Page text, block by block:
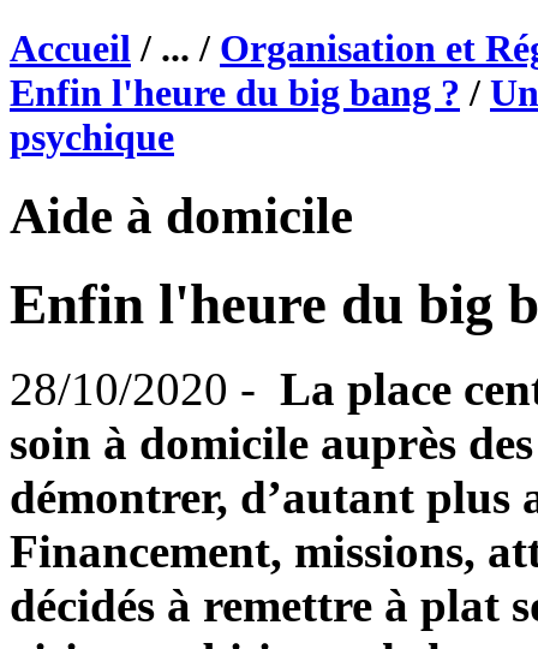
Accueil / ... / Organisation et
Enfin l'heure du big bang ? /
psychique
Aide à domicile
Enfin l'heure du big
28/10/2020 - La place
soin à domicile auprès
démontrer, d’autant plus
Financement, missions,
décidés à remettre à plat